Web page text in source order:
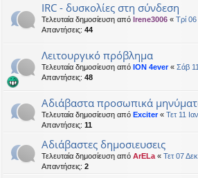
ΙRC - δυσκολίες στη σύνδεση
Τελευταία δημοσίευση από Irene3006 « Τρί
Απαντήσεις: 44
Λειτουργικό πρόβλημα
Τελευταία δημοσίευση από ION 4ever« Σάβ
Απαντήσεις: 48
Αδιάβαστα προσωπικά
Τελευταία δημοσίευση από Exciter« Τετ 11
Απαντήσεις: 11
Aδιάβαστες δημοσιευσεις
Τελευταία δημοσίευση από ArELa « Τετ 07
Απαντήσεις: 2